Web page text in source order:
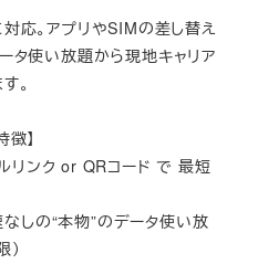
応。アプリやSIMの差し替え
タ使い放題から現地キャリア
。
】
リンク or QRコード で 最短
しの“本物”のデータ使い放